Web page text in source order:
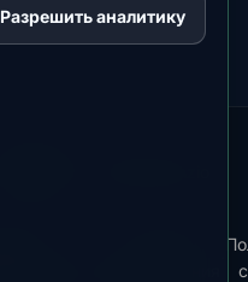
Разрешить аналитику